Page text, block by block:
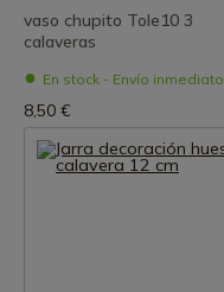
vaso chupito Tole10 3
calaveras
En stock - Envío inmediato
8,50 €